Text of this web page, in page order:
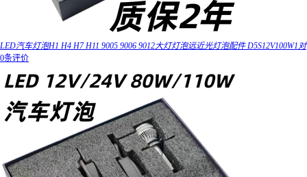
LED汽车灯泡H1 H4 H7 H11 9005 9006 9012大灯灯泡远近光灯泡配件 D5S12V100W1对
0条评价